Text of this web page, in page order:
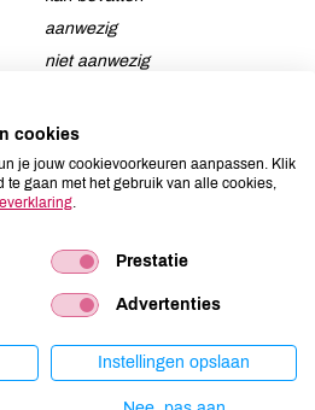
aanwezig
niet aanwezig
aanwezig
niet aanwezig
niet aanwezig
niet aanwezig
niet aanwezig
niet aanwezig
cookies
je jouw cookievoorkeuren aanpassen. Klik
te gaan met het gebruik van alle cookies,
Prestatie
Advertenties
Instellingen opslaan